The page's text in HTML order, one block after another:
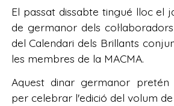
El passat dissabte tingué lloc el
de germanor dels
del Calendari dels Brillants
les membres de la MACMA.
Aquest dinar germanor
per celebrar l'edició del volum